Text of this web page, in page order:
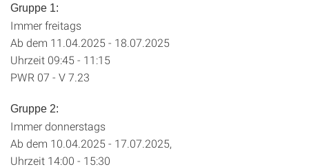
Gruppe 1:
Immer freitags
Ab dem 11.04.2025 - 18.07.2025
Uhrzeit 09:45 - 11:15
PWR 07 - V 7.23
Gruppe 2:
Immer donnerstags
Ab dem 10.04.2025 - 17.07.2025,
Uhrzeit 14:00 - 15:30